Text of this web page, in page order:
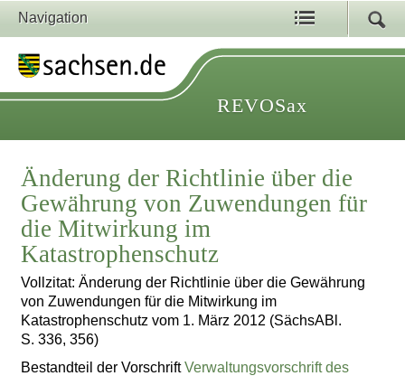
Navigation
REVOSax
Änderung der Richtlinie über die
Gewährung von Zuwendungen für
die Mitwirkung im
Katastrophenschutz
Vollzitat: Änderung der Richtlinie über die Gewährung
von Zuwendungen für die Mitwirkung im
Katastrophenschutz vom 1. März 2012 (SächsABl.
S. 336, 356)
Bestandteil der VorschriftVerwaltungsvorschrift des